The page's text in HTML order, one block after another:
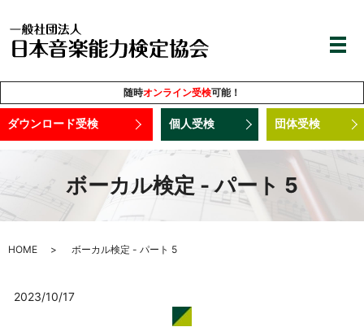
随時オンライン受検可能！
ダウンロード受検 個人受検 団体受検
ボーカル検定 - パート 5
HOME ボーカル検定 - パート 5
2023/10/17